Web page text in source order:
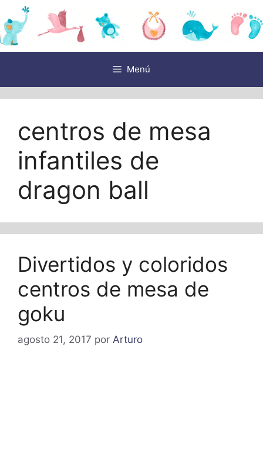
Saltar
al
contenido
Menú
centros de mesa
infantiles de
dragon ball
Divertidos y coloridos
centros de mesa de
goku
agosto 21, 2017 por Arturo